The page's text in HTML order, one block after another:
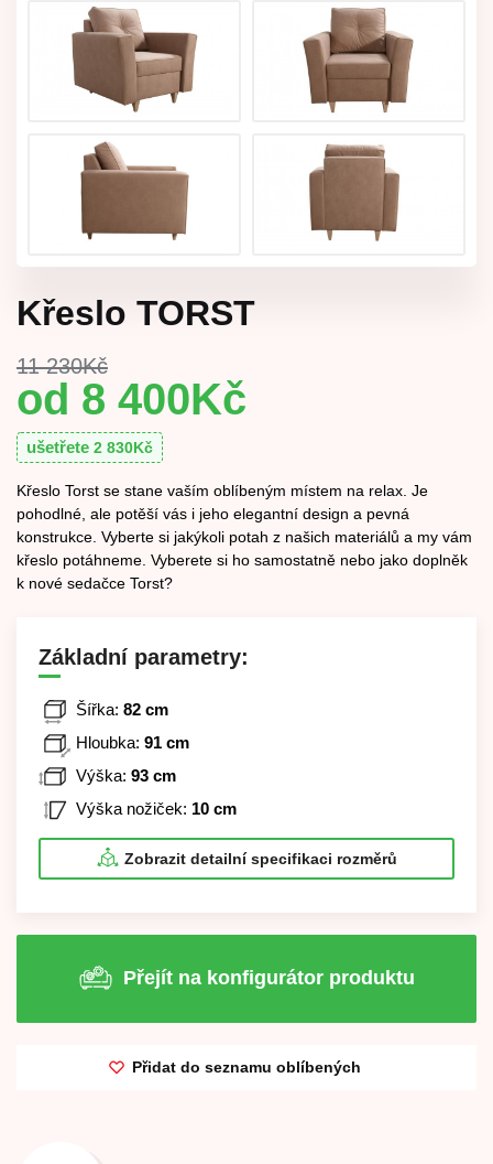
Křeslo TORST
11 230Kč
8 400Kč
ušetřete 2 830Kč
Křeslo Torst se stane vaším oblíbeným místem na relax. Je
pohodlné, ale potěší vás i jeho elegantní design a pevná
konstrukce. Vyberte si jakýkoli potah z našich materiálů a my vám
křeslo potáhneme. Vyberete si ho samostatně nebo jako doplněk
k nové sedačce Torst?
Základní parametry:
Šířka: 82 cm
Hloubka: 91 cm
Výška: 93 cm
Výška nožiček: 10 cm
Zobrazit detailní specifikaci rozměrů
Přejít na konfigurátor produktu
Přidat do seznamu oblíbených